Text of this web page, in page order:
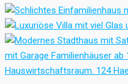
mit Garage Familienhäuser ab
Hauswirtschaftsraum. 124